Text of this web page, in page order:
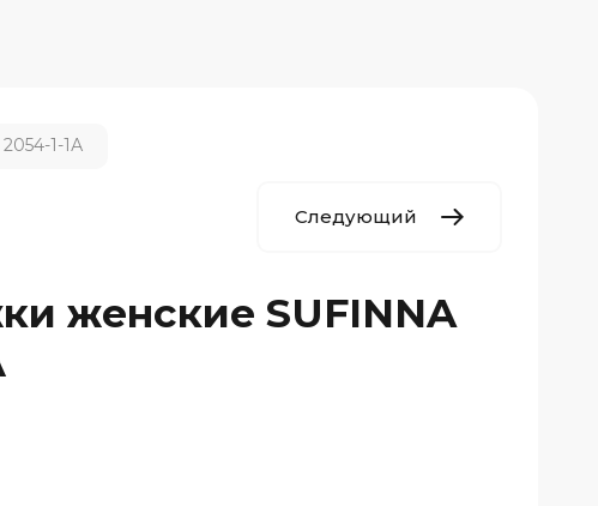
1-1А
Следующий
женские SUFINNA